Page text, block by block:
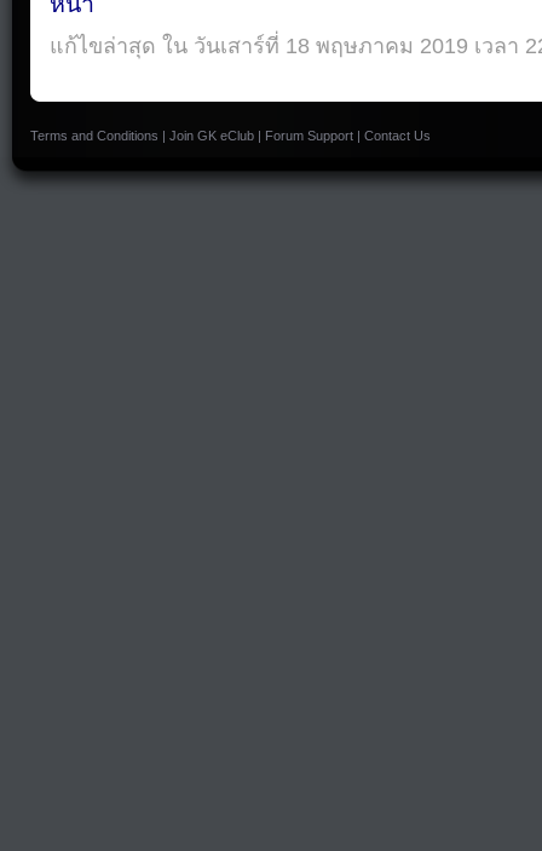
แก้ไขล่าสุด ใน วันเสาร์ที่ 18 พฤษภาคม 2019 เวลา
Terms and Conditions | Join GK eClub | Forum Support | Contact Us